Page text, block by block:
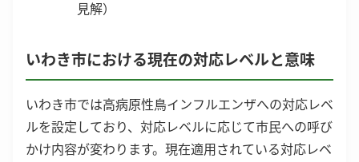
見解）
いわき市における現在の対応レベルと意味
いわき市では高病原性鳥インフルエンザへの対応レベ
ルを設定しており、対応レベルに応じて市民への呼び
かけ内容が変わります。現在適用されている対応レベ